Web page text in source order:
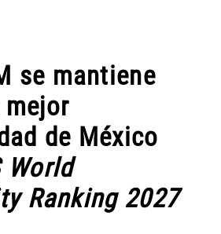
se mantiene
de México
World
Ranking 2027